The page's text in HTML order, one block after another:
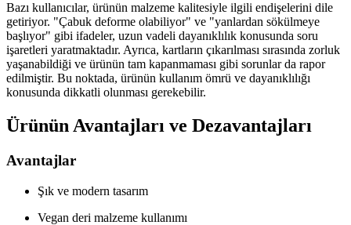
Bazı kullanıcılar, ürünün malzeme kalitesiyle ilgili endişelerini dile
getiriyor. "Çabuk deforme olabiliyor" ve "yanlardan sökülmeye
başlıyor" gibi ifadeler, uzun vadeli dayanıklılık konusunda soru
işaretleri yaratmaktadır. Ayrıca, kartların çıkarılması sırasında zorluk
yaşanabildiği ve ürünün tam kapanmaması gibi sorunlar da rapor
edilmiştir. Bu noktada, ürünün kullanım ömrü ve dayanıklılığı
konusunda dikkatli olunması gerekebilir.
Ürünün Avantajları ve Dezavantajları
Avantajlar
Şık ve modern tasarım
Vegan deri malzeme kullanımı